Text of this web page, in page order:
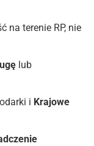
na terenie RP, nie
lub
i Krajowe